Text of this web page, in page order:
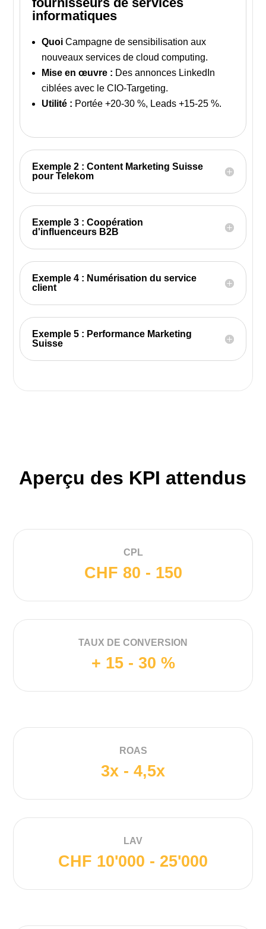
informatiques
Quoi Campagne de sensibilisation aux
nouveaux services de cloud computing.
Mise en œuvre : Des annonces LinkedIn
ciblées avec le CIO-Targeting.
Utilité : Portée +20-30 %, Leads +15-25 %.
Exemple 2 : Content Marketing Suisse
pour Telekom
Exemple 3 : Coopération
d'influenceurs B2B
Exemple 4 : Numérisation du service
client
Exemple 5 : Performance Marketing
Suisse
Aperçu des KPI attendus
CPL
CHF 80 - 150
TAUX DE CONVERSION
+ 15 - 30 %
ROAS
3x - 4,5x
LAV
CHF 10'000 - 25'000